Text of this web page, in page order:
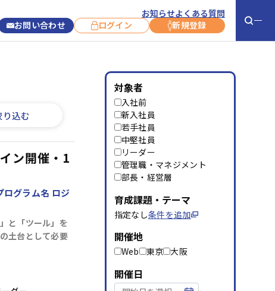
お知らせよくある質問
お問い合わせ ログイン 新規登録
お役立ち情報
お客さま事例
コラム
キャンペーン
ついて
よくあるご質問
資料請求
込む
ン開催・1
ログラム名 ロジ
と「ツール」を
土台として必要
対象者
入社前
新入社員
若手社員
中堅社員
リーダー
管理職・マネジメント
部長・経営層
育成課題・テーマ
指定なし条件を追加
開催地
Web 東京 大阪
開催日